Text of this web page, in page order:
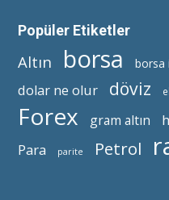
Popüler Etiketler
Altın borsa borsa
dolar ne olur döviz
Forex gram altın
Para parite Petrol